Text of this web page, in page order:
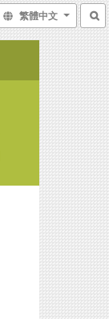
繁體中文